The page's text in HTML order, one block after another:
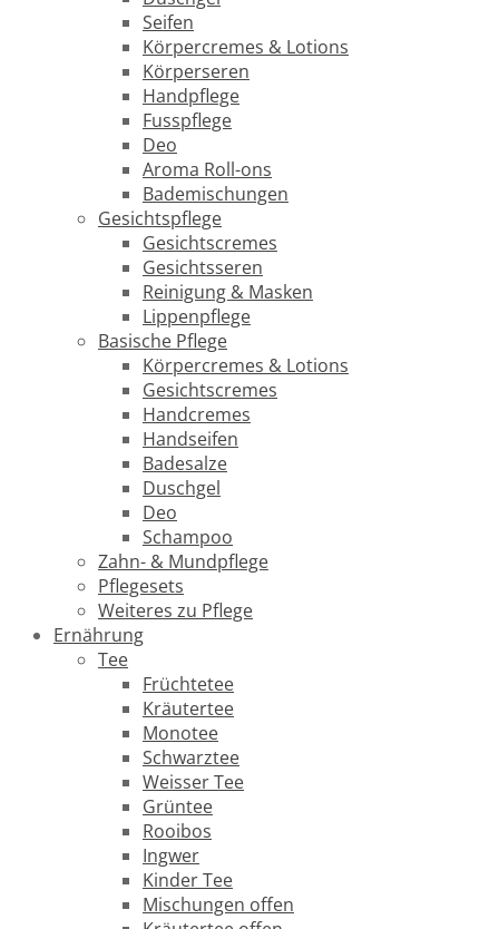
Seifen
Körpercremes & Lotions
Körperseren
Handpflege
Fusspflege
Deo
Aroma Roll-ons
Bademischungen
Gesichtspflege
Gesichtscremes
Gesichtsseren
Reinigung & Masken
Lippenpflege
Basische Pflege
Körpercremes & Lotions
Gesichtscremes
Handcremes
Handseifen
Badesalze
Duschgel
Deo
Schampoo
Zahn- & Mundpflege
Pflegesets
Weiteres zu Pflege
Ernährung
Tee
Früchtetee
Kräutertee
Monotee
Schwarztee
Weisser Tee
Grüntee
Rooibos
Ingwer
Kinder Tee
Mischungen offen